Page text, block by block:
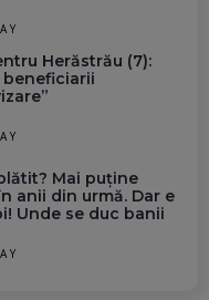
Herăstrău (7):
Mai puține
anii din urmă. Dar e
Unde se duc banii